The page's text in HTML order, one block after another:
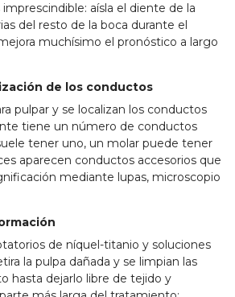
aísla el diente de la
del resto de la boca durante el
muchísimo el pronóstico a largo
de los conductos
pulpar y se localizan los conductos
tiene un número de conductos
tener uno, un molar puede tener
aparecen conductos accesorios que
mediante lupas, microscopio
de níquel-titanio y soluciones
la pulpa dañada y se limpian las
hasta dejarlo libre de tejido y